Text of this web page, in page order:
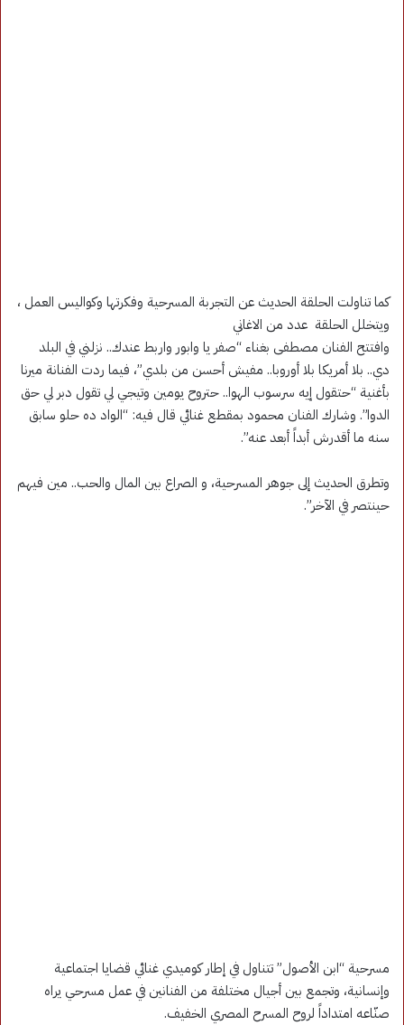
كما تناولت الحلقة الحديث عن التجربة المسرحية وفكرتها وكواليس العمل ،
ويتخلل الحلقة عدد من الاغاني
وافتتح الفنان مصطفى بغناء “صفر يا وابور واربط عندك.. نزلني في البلد
دي.. بلا أمريكا بلا أوروبا.. مفيش أحسن من بلدي”، فيما ردت الفنانة ميرنا
بأغنية “حتقول إيه سرسوب الهوا.. حتروح يومين وتيجي لي تقول دبر لي حق
الدوا”. وشارك الفنان محمود بمقطع غنائي قال فيه: “الواد ده حلو سابق
سنه ما أقدرش أبداً أبعد عنه”.
وتطرق الحديث إلى جوهر المسرحية، و الصراع بين المال والحب.. مين فيهم
حينتصر في الآخر”.
مسرحية “ابن الأصول” تتناول في إطار كوميدي غنائي قضايا اجتماعية
وإنسانية، وتجمع بين أجيال مختلفة من الفنانين في عمل مسرحي يراه
صنّاعه امتداداً لروح المسرح المصري الخفيف.